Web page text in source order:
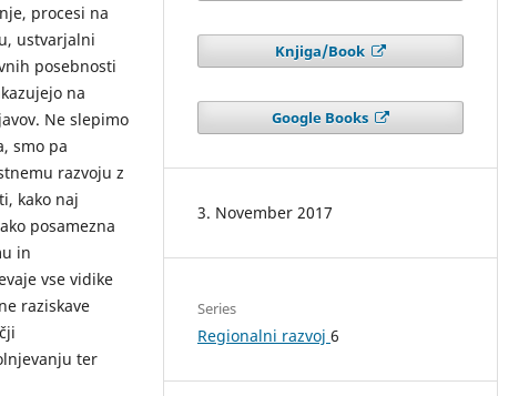
procesi na
ustvarjalni
posebnosti
na
Ne slepimo
smo pa
razvoju z
kako naj
posamezna
in
vse vidike
raziskave
ter
Knjiga/Book
Google Books
3. November 2017
Series
Regionalni razvoj 6